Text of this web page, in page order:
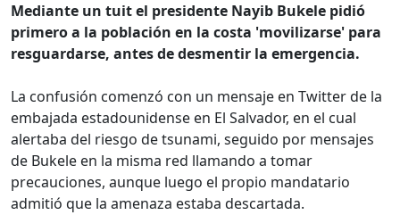
Mediante un tuit el presidente Nayib Bukele pidió
primero a la población en la costa 'movilizarse' para
resguardarse, antes de desmentir la emergencia.
La confusión comenzó con un mensaje en Twitter de la
embajada estadounidense en El Salvador, en el cual
alertaba del riesgo de tsunami, seguido por mensajes
de Bukele en la misma red llamando a tomar
precauciones, aunque luego el propio mandatario
admitió que la amenaza estaba descartada.